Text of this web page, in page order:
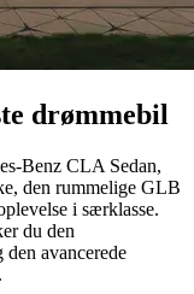
drømmebil
Benz CLA Sedan,
den rummelige GLB
i særklasse.
du den
avancerede